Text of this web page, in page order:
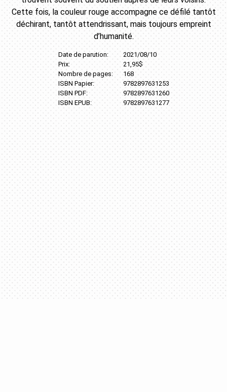
Cette fois, la couleur rouge accompagne ce défilé tantôt
déchirant, tantôt attendrissant, mais toujours empreint
d’humanité.
Date de parution:
Prix:
Nombre de pages:
ISBN Papier:
ISBN PDF:
ISBN EPUB:
2021/08/10
21,95$
168
9782897631253
9782897631260
9782897631277